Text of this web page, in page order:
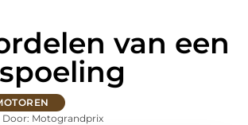
van een
Door: Motograndprix